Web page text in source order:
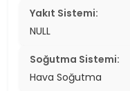
Yakıt Sistemi:
NULL
Soğutma Sistemi:
Hava Soğutma